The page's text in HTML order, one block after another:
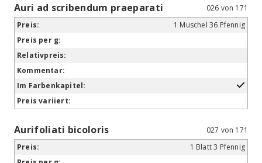
Auri ad scribendum praeparati
026 von 171
1 Muschel 36 Pfennig
Aurifoliati bicoloris
027 von 171
1 Blatt 3 Pfennig